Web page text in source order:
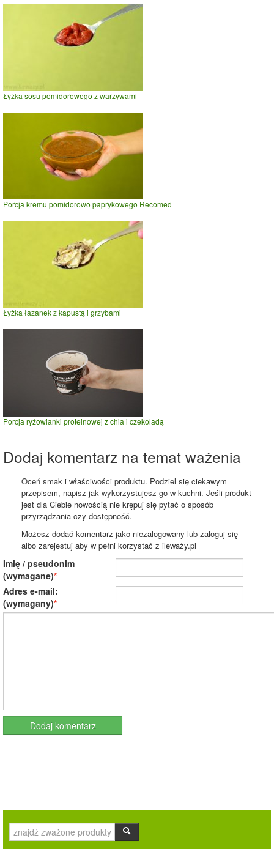
Łyżka sosu pomidorowego z warzywami
Porcja kremu pomidorowo paprykowego Recomed
Łyżka łazanek z kapustą i grzybami
Porcja ryżowianki proteinowej z chia i czekoladą
Dodaj komentarz na temat ważenia
Oceń smak i właściwości produktu. Podziel się ciekawym
przepisem, napisz jak wykorzystujesz go w kuchni. Jeśli produkt
jest dla Ciebie nowością nie krępuj się pytać o sposób
przyrządzania czy dostępność.
Możesz dodać komentarz jako niezalogowany lub zaloguj się
albo zarejestuj aby w pełni korzystać z ileważy.pl
Imię / pseudonim
(wymagane)
Adres e-mail:
(wymagany)